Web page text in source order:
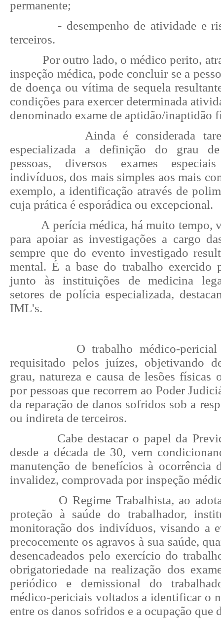
permanente;
- desempenho de atividade e
terceiros.
Por outro lado, o médico perito,
inspeção médica, pode concluir se a
de doença ou vítima de sequela
condições para exercer determinada
denominado exame de aptidão/inaptidão
Ainda é considerada
especializada a definição do grau
pessoas, diversos exames
indivíduos, dos mais simples aos mais
exemplo, a identificação através de
cuja prática é esporádica ou excepcional.
A perícia médica, há muito tempo,
para apoiar as investigações a cargo
sempre que do evento investigado
mental. É a base do trabalho exercido
junto às instituições de medicina
setores de polícia especializada,
IML's.
O trabalho médico-
requisitado pelos juízes, objetivando
grau, natureza e causa de lesões físicas
por pessoas que recorrem ao Poder
da reparação de danos sofridos sob a
ou indireta de terceiros.
Cabe destacar o papel da
desde a década de 30, vem
manutenção de benefícios à ocorrência
invalidez, comprovada por inspeção
O Regime Trabalhista, ao
proteção à saúde do trabalhador,
monitoração dos indivíduos, visando a
precocemente os agravos à sua saúde,
desencadeados pelo exercício do
obrigatoriedade na realização dos
periódico e demissional do
médico-periciais voltados a identificar o
entre os danos sofridos e a ocupação que